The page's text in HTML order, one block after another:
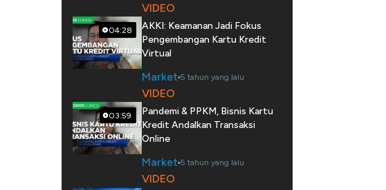
04:28
VIDEO
AKKI: Keamanan Jadi Fokus
Pengembangan Kartu Kredit
Virtual
Market 5 tahun yang lalu
03:59
VIDEO
Pandemi & PPKM, Bisnis Kartu
Kredit Andalkan Transaksi
Online
Market 5 tahun yang lalu
VIDEO